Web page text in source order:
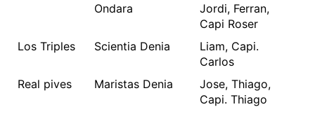
Ondara
Jordi, Ferran,
Capi Roser
Los Triples
Scientia Denia
Liam, Capi.
Carlos
Real pives
Maristas Denia
Jose, Thiago,
Capi. Thiago